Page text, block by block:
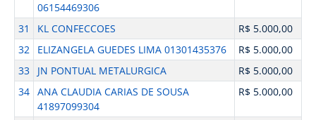
06154469306
31 KL CONFECCOES
R$ 5.000,00
32
ELIZANGELA GUEDES LIMA 01301435376
R$ 5.000,00
33
JN PONTUAL METALURGICA
R$ 5.000,00
34 ANA CLAUDIA CARIAS DE SOUSA
41897099304
R$ 5.000,00